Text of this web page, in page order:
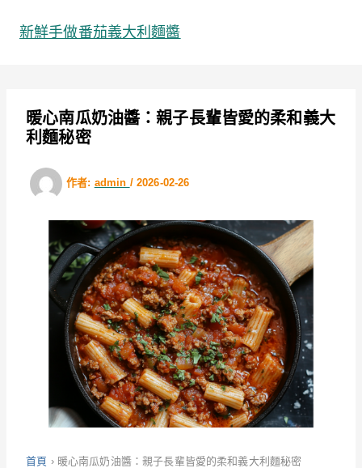
新鮮手做番茄義大利麵醬
暖心南瓜奶油醬：親子長輩皆愛的柔和義大
利麵秘密
作者: admin / 2026-02-26
首頁 › 暖心南瓜奶油醬：親子長輩皆愛的柔和義大利麵秘密